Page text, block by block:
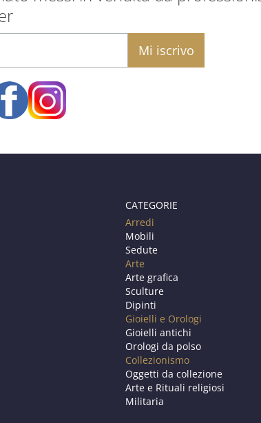
CATEGORIE
Arredi
Mobili
Sedute
Arte
Arte grafica
Sculture
Dipinti
Gioielli e Orologi
Gioielli antichi
Orologi da polso
Collezionismo
Oggetti da collezione
Arte e Rituali religiosi
Militaria